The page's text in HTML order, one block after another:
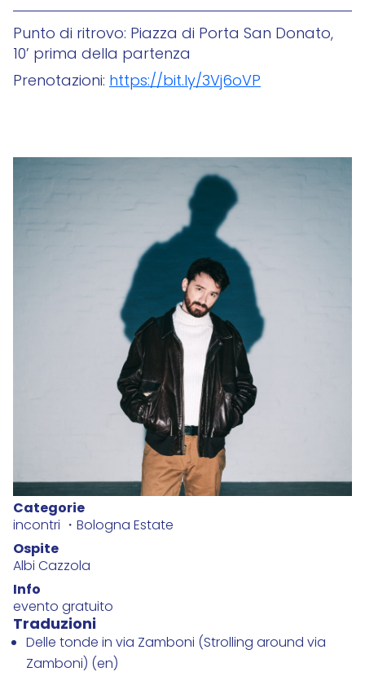
Punto di ritrovo: Piazza di Porta San Donato,
10’ prima della partenza
Prenotazioni: https://bit.ly/3Vj6oVP
Categorie
incontri Bologna Estate
Ospite
Albi Cazzola
Info
evento gratuito
Traduzioni
Delle tonde in via Zamboni (Strolling around via
Zamboni) (en)